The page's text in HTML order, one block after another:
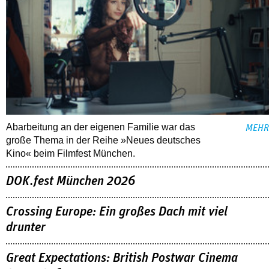
Abarbeitung an der eigenen Familie war das
große Thema in der Reihe »Neues deutsches
Kino« beim Filmfest München.
MEHR
DOK.fest München 2026
Crossing Europe: Ein großes Dach mit viel
drunter
Great Expectations: British Postwar Cinema